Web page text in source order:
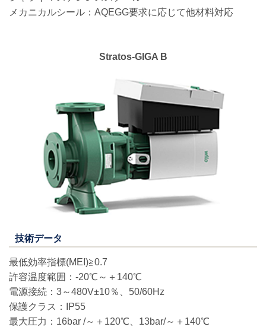
メカニカルシール：AQEGG要求に応じて他材料対応
Stratos-GIGA B
技術データ
最低効率指標(MEI)≧0.7
許容温度範囲：-20℃～＋140℃
電源接続：3～480V±10％、50/60Hz
保護クラス：IP55
最大圧力：16bar /～＋120℃、 13bar/～＋140℃